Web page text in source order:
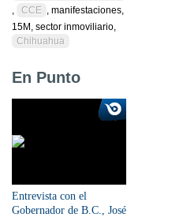
,
CCE , manifestaciones,
15M, sector inmoviliario,
Chihuahua
En Punto
Entrevista con el
Gobernador de B.C., José